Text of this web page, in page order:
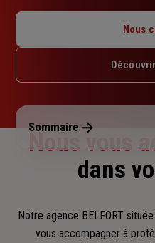
Mardi : 09h – 12h30 / 13h30
Jeudi : 09h – 12h30 / 13h30
Dimanche : Fermé
Nous
Sommaire
Nous vous
dans
Notre agence BELFORT
vous accompagner à